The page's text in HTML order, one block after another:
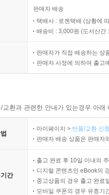
없어서 사물을 표현할 수 있다
고 야외에서 풍경화를 그리는
넘어가는 현대 미술의 흐름을
관에서 큐레이터의 설명을 듣
파 화가, 신인상파 화가, 현대
르의 대표 작품을 간단하게 소
느껴질 수 있는 ‘인상파’ 개
직접 행동하도록 유도하여 이
‘그리기’는 어느 것에도 구애
판매자 배송
택배사 : 로젠택배 (상황에
배송비 : 3,000원 (도서산간
판매자가 직접 배송하는 상
판매자 사정에 의하여 출고
환과 관련한 안내가 있는경우 아
마이페이지 > 반품/교환 신
판매자 배송 상품은 판매자
간
출고 완료 후 10일 이내의
디지털 콘텐츠인 eBook의
중고상품의 경우 출고 완료
모바일 쿠폰의 경우 유효기